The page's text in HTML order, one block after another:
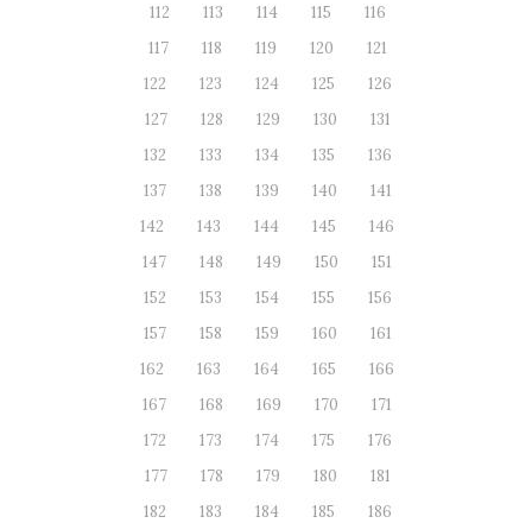
112
113 114 115
116
117
118 119 120
121
122
123 124 125
126
127
128 129 130
131
132
133 134 135
136
137
138 139 140
141
142
143 144 145
146
147
148 149 150
151
152
153 154 155
156
157
158 159 160
161
162
163 164 165
166
167
168 169 170
171
172
173 174 175
176
177
178 179 180
181
182
183 184 185
186